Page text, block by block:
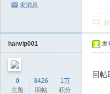
发消息
hanvip001
0
主题
8426
回帖
1万
积分
发
回帖